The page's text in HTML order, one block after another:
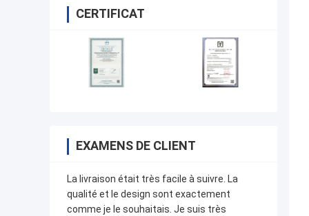
CERTIFICAT
EXAMENS DE CLIENT
La livraison était très facile à suivre. La
qualité et le design sont exactement
comme je le souhaitais. Je suis très